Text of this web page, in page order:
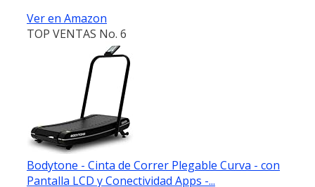
Ver en Amazon
TOP VENTAS No. 6
Bodytone - Cinta de Correr Plegable Curva - con
Pantalla LCD y Conectividad Apps -...